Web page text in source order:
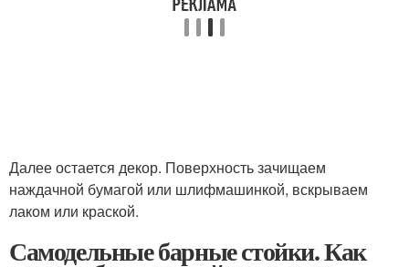
Далее остается декор. Поверхность зачищаем
наждачной бумагой или шлифмашинкой, вскрываем
лаком или краской.
Самодельные барные стойки. Как